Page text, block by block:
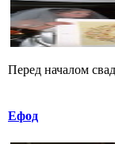
Перед началом
Ефод